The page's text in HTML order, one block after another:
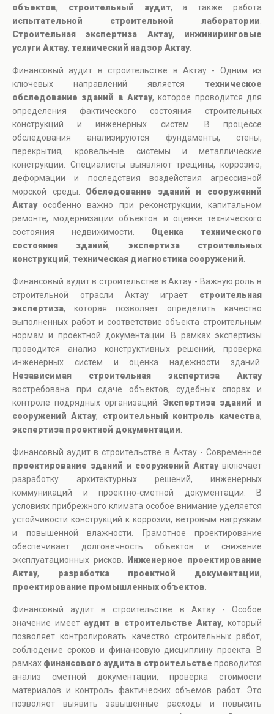
объектов, строительный аудит, а также работа
испытательной строительной лаборатории
Строительная экспертиза Актау, инжиниринговые
услуги Актау, технический надзор Актау.
Финансовый аудит в строительстве в Актау - Одним из
ключевых направлений является техническое
обследование зданий в Актау, которое проводится для
определения фактического состояния строительных
конструкций и инженерных систем. В процессе
обследования анализируются фундаменты, стены,
перекрытия, кровельные системы и металлические
конструкции. Специалисты выявляют трещины, коррозию,
деформации и последствия воздействия агрессивной
морской среды. Обследование зданий и сооружений
Актауособенно важно при реконструкции, капитальном
ремонте, модернизации объектов и оценке технического
состояния недвижимости. Оценка технического
состояния зданий, экспертиза строительных
конструкций, техническая диагностика сооружений
Финансовый аудит в строительстве в Актау - Важную роль в
строительной отрасли Актау играет строительная
экспертиза, которая позволяет определить качество
выполненных работ и соответствие объекта строительным
нормам и проектной документации. В рамках экспертизы
проводится анализ конструктивных решений, проверка
инженерных систем и оценка надежности зданий.
Независимая строительная экспертиза Актау
востребована при сдаче объектов, судебных спорах и
контроле подрядных организаций. Экспертиза зданий и
сооружений Актау, строительный контроль качества,
экспертиза проектной документации
Финансовый аудит в строительстве в Актау - Современное
проектирование зданий и сооружений Актаувключает
разработку архитектурных решений, инженерных
коммуникаций и проектно-сметной документации. В
условиях прибрежного климата особое внимание уделяется
устойчивости конструкций к коррозии, ветровым нагрузкам
и повышенной влажности. Грамотное проектирование
обеспечивает долговечность объектов и снижение
эксплуатационных рисков.
Инженерное проектирование
Актау, разработка проектной документации,
проектирование промышленных объектов
Финансовый аудит в строительстве в Актау - Особое
значение имеет аудит в строительстве Актау, который
позволяет контролировать качество строительных работ,
соблюдение сроков и финансовую дисциплину проекта. В
рамках финансового аудита в строительстве проводится
анализ сметной документации, проверка стоимости
материалов и контроль фактических объемов работ. Это
позволяет выявить завышенные расходы и повысить